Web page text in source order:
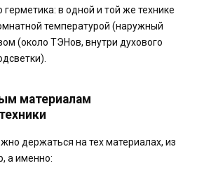
в одной и той же технике
температурой (наружный
(около ТЭНов, внутри духового
материалам
держаться на тех материалах, из
а именно: